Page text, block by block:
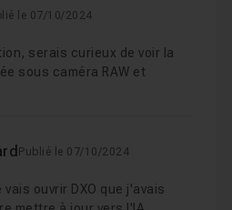
utilisé dans cette vidéo
propose maformation DxO
le 07/10/2024
serais curieux de voir la
sous caméra RAW et
Publié le 07/10/2024
ouvrir DXO que j'avais